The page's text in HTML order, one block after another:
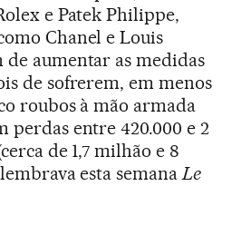
e Patek Philippe,
Chanel e Louis
aumentar as medidas
de sofrerem, em menos
roubos à mão armada
perdas entre 420.000 e 2
de 1,7 milhão e 8
esta semanaLe